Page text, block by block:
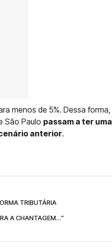
menos de 5%. Dessa forma,
São Paulo passam a ter uma
anterior.
TRIBUTÁRIA
A CHANTAGEM…”